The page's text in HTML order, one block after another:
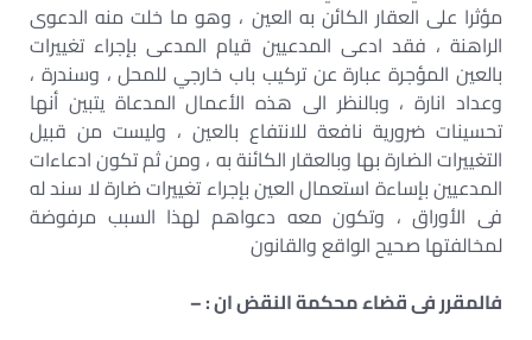
مؤثرا على العقار الكائن به العين ، وهو ما خلت منه الدعوى
الراهنة ، فقد ادعى المدعيين قيام المدعى بإجراء تغييرات
بالعين المؤجرة عبارة عن تركيب باب خارجي للمحل ، وسندرة ،
وعداد انارة ، وبالنظر الى هذه الأعمال المدعاة يتبين أنها
تحسينات ضرورية نافعة للانتفاع بالعين ، وليست من قبيل
التغييرات الضارة بها وبالعقار الكائنة به ، ومن ثم تكون ادعاءات
المدعيين بإساءة استعمال العين بإجراء تغييرات ضارة لا سند له
فى الأوراق ، وتكون معه دعواهم لهذا السبب مرفوضة
لمخالفتها صحيح الواقع والقانون
فالمقرر فى قضاء محكمة النقض ان : –